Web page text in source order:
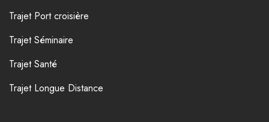
Trajet Port croisière
Trajet Séminaire
Trajet Santé
Trajet Longue Distance